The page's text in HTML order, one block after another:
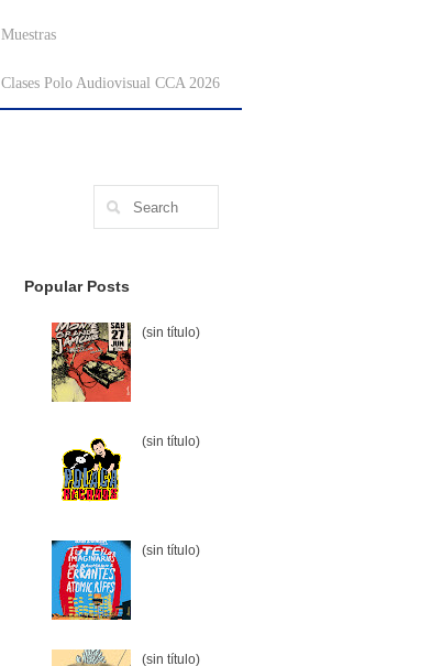
Muestras
Clases Polo Audiovisual CCA 2026
Popular Posts
(sin título)
(sin título)
(sin título)
(sin título)